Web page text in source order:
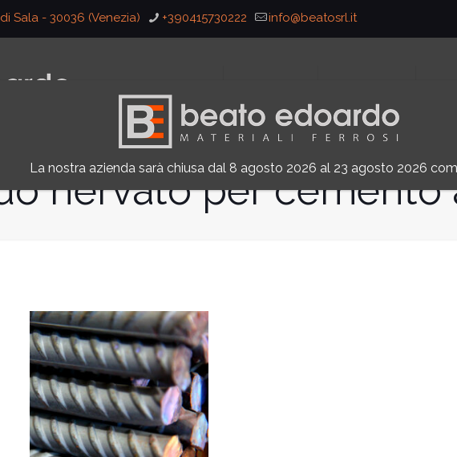
Sala - 30036 (Venezia) +390415730222 info@beatosrl.it
nervato per cemento
La nostra azienda sarà chiusa dal 8 agosto 2026 al 23 agosto 2026